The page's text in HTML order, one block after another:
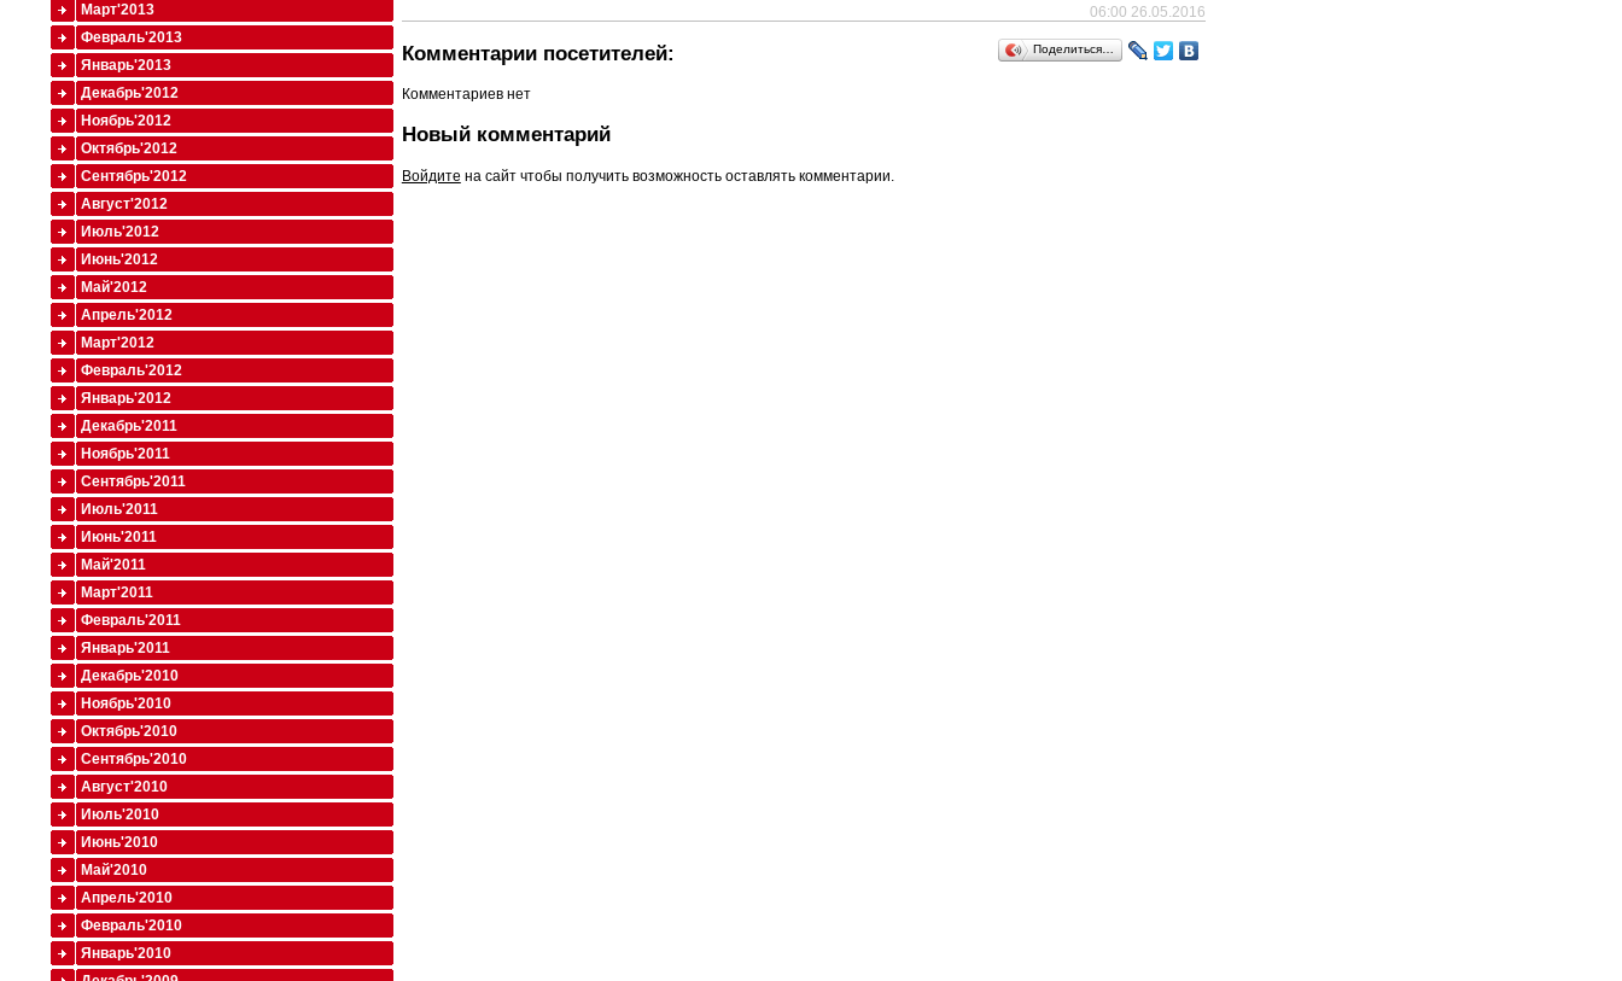
06:00 26.05.2016
Поделиться…
Комментарии посетителей:
Комментариев нет
Новый комментарий
Войдите на сайт чтобы получить возможность оставлять комментарии.
Март'2013
Февраль'2013
Январь'2013
Декабрь'2012
Ноябрь'2012
Октябрь'2012
Сентябрь'2012
Август'2012
Июль'2012
Июнь'2012
Май'2012
Апрель'2012
Март'2012
Февраль'2012
Январь'2012
Декабрь'2011
Ноябрь'2011
Сентябрь'2011
Июль'2011
Июнь'2011
Май'2011
Март'2011
Февраль'2011
Январь'2011
Декабрь'2010
Ноябрь'2010
Октябрь'2010
Сентябрь'2010
Август'2010
Июль'2010
Июнь'2010
Май'2010
Апрель'2010
Февраль'2010
Январь'2010